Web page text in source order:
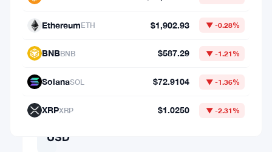
BTC
USD
EthereumETH $1,902.93 ▼ -0.28%
BNBBNB $587.29 ▼ -1.21%
SolanaSOL $72.9104 ▼ -1.36%
XRPXRP $1.0250 ▼ -2.31%